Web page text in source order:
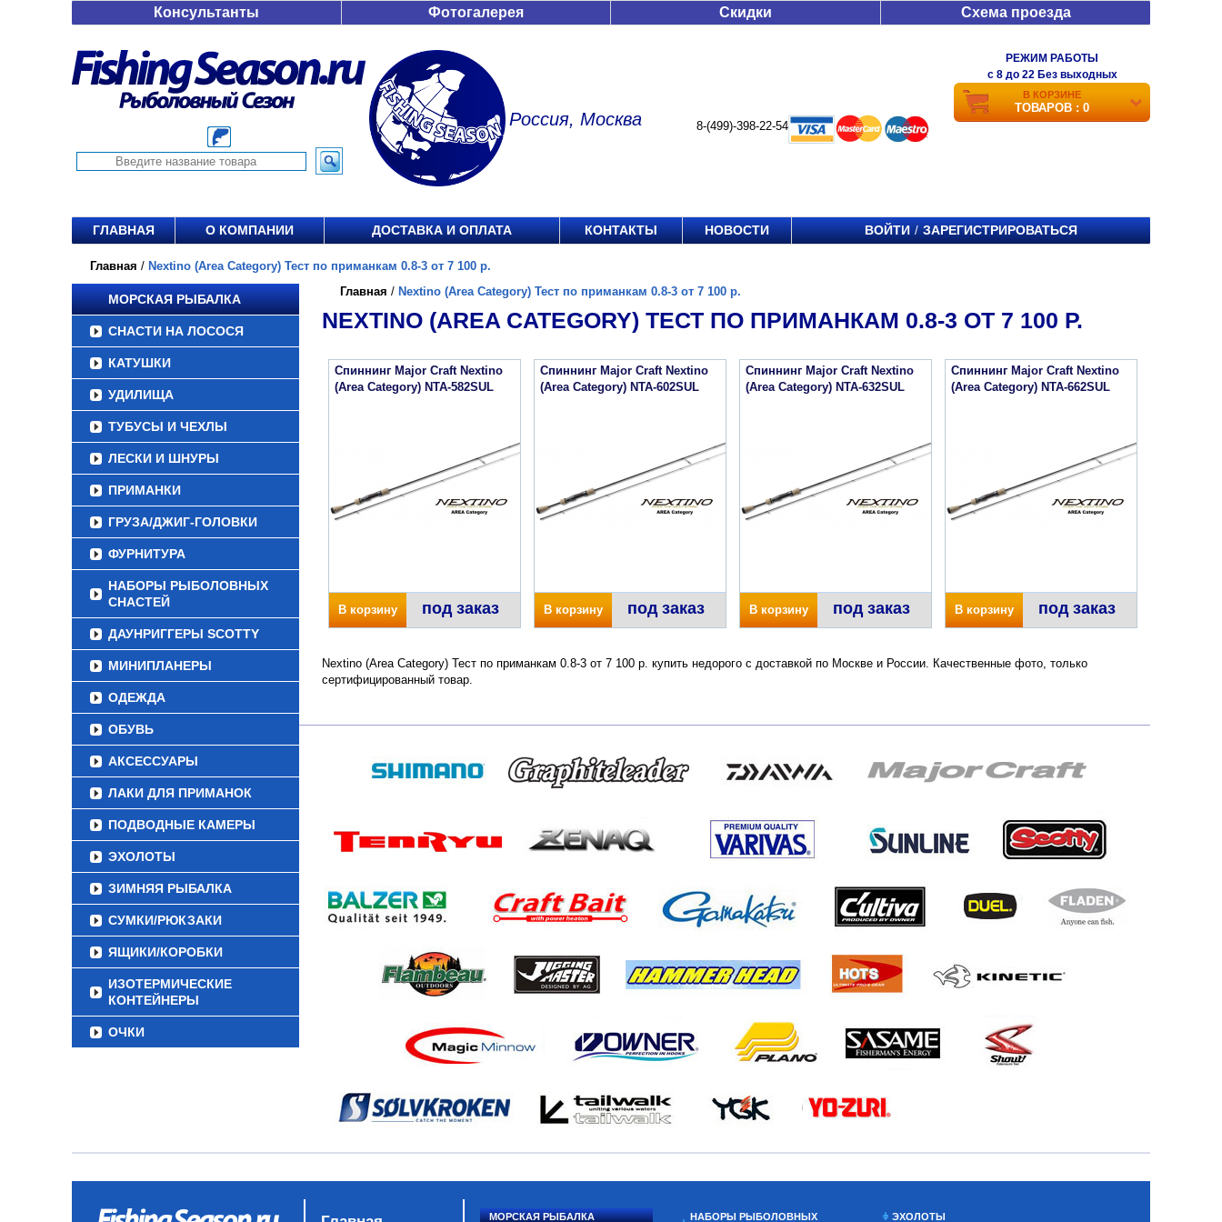
Консультанты Фотогалерея Скидки Схема проезда
Россия, Москва 8-(499)-398-22-54
РЕЖИМ РАБОТЫ
c 8 до 22 Без выходных
В КОРЗИНЕ
ТОВАРОВ : 0
ГЛАВНАЯ О КОМПАНИИ ДОСТАВКА И ОПЛАТА КОНТАКТЫ НОВОСТИ ВОЙТИ / ЗАРЕГИСТРИРОВАТЬСЯ
Главная / Nextino (Area Category) Тест по приманкам 0.8-3 от 7 100 р.
МОРСКАЯ РЫБАЛКА
СНАСТИ НА ЛОСОСЯ
КАТУШКИ
УДИЛИЩА
ТУБУСЫ И ЧЕХЛЫ
ЛЕСКИ И ШНУРЫ
ПРИМАНКИ
ГРУЗА/ДЖИГ-ГОЛОВКИ
ФУРНИТУРА
НАБОРЫ РЫБОЛОВНЫХ
СНАСТЕЙ
ДАУНРИГГЕРЫ SCOTTY
МИНИПЛАНЕРЫ
ОДЕЖДА
ОБУВЬ
АКСЕССУАРЫ
ЛАКИ ДЛЯ ПРИМАНОК
ПОДВОДНЫЕ КАМЕРЫ
ЭХОЛОТЫ
ЗИМНЯЯ РЫБАЛКА
СУМКИ/РЮКЗАКИ
ЯЩИКИ/КОРОБКИ
ИЗОТЕРМИЧЕСКИЕ
КОНТЕЙНЕРЫ
ОЧКИ
Главная / Nextino (Area Category) Тест по приманкам 0.8-3 от 7 100 р.
NEXTINO (AREA CATEGORY) ТЕСТ ПО ПРИМАНКАМ 0.8-3 ОТ 7 100 Р.
Спиннинг Major Craft Nextino
(Area Category) NTA-582SUL
В корзину под заказ
Спиннинг Major Craft Nextino
(Area Category) NTA-602SUL
В корзину под заказ
Спиннинг Major Craft Nextino
(Area Category) NTA-632SUL
В корзину под заказ
Спиннинг Major Craft Nextino
(Area Category) NTA-662SUL
В корзину под заказ
Nextino (Area Category) Тест по приманкам 0.8-3 от 7 100 р. купить недорого с доставкой по Москве и России. Качественные фото, только
сертифицированный товар.
МОРСКАЯ РЫБАЛКА НАБОРЫ РЫБОЛОВНЫХ ЭХОЛОТЫ